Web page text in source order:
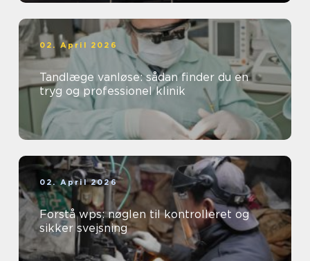
02. April 2026
Tandlæge vanløse: sådan finder du en
tryg og professionel klinik
02. April 2026
Forstå wps: nøglen til kontrolleret og
sikker svejsning